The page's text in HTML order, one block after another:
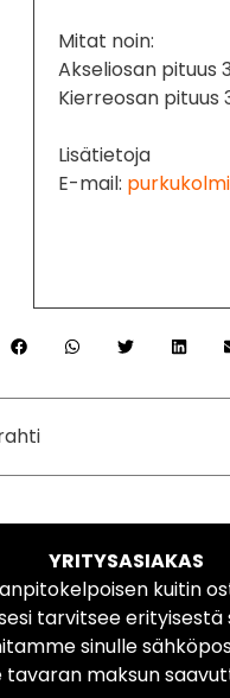
Mitat noin:
Akseliosan pituus
Kierreosan pituus
Lisätietoja
E-mail:
YRITYSASIAKAS
kuitin
tarvitsee
sinulle
tavaran maksun